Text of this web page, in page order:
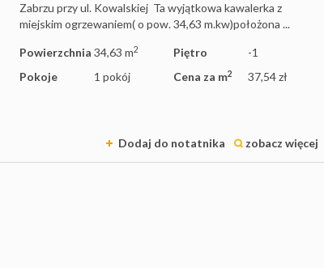
Zabrzu przy ul. Kowalskiej Ta wyjątkowa kawalerka z
miejskim ogrzewaniem( o pow. 34,63 m.kw)położona ...
Powierzchnia 34,63 m2 Piętro
-1
Pokoje
1 pokój Cena za m2 37,54 zł
Dodaj do notatnika zobacz więcej